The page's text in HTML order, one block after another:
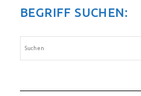
BEGRIFF SUCHEN: